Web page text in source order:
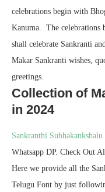
celebrations begin with
Kanuma. The celebrations
shall celebrate Sankranti
Makar Sankranti wishes,
greetings.
Collection of
in 2024
Sankranthi Subhakankshalu
Whatsapp DP. Check Out
Here we provide all the
Telugu Font by just